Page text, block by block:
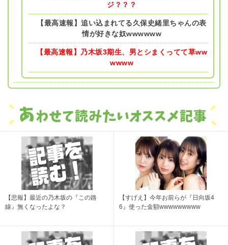
ジ？？？
【最高速報】追い込まれてる久保史緒里ちゃんの表
情が好きな奴wwwwww
【最高速報】乃木坂3期生、男とシまくってて草ww
wwww
【悲報】最近の乃木坂の『この路
線』無くなったよな？
【すげえ】今年お前らが『日向坂4
6』使った金額wwwwwwwww